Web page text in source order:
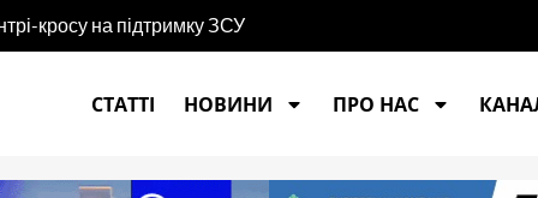
кросу на підтримку ЗСУ
СТАТТІ
НОВИНИ ПРО НАС